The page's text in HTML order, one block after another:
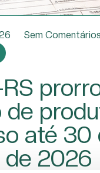
Sem Comentários
RS
de
até 30
de 2026